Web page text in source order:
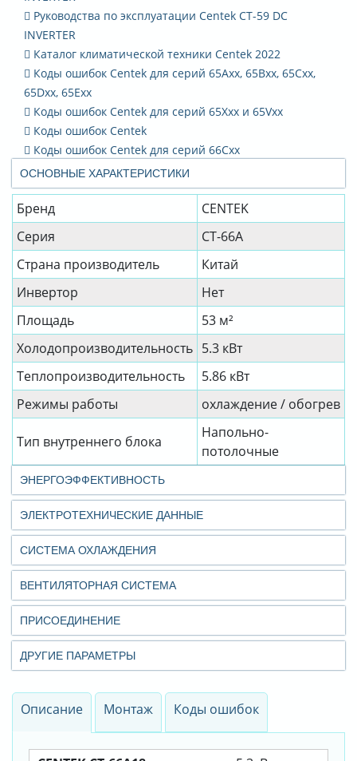
ОСНОВНЫЕ ХАРАКТЕРИСТИКИ
Бренд
CENTEK
Серия
CT-66A
Страна производитель
Китай
Инвертор
Нет
Площадь
53 м²
Холодопроизводительность 5.3 кВт
Теплопроизводительность
5.86 кВт
Режимы работы
охлаждение / обогрев
Тип внутреннего блока
Напольно-
потолочные
ЭНЕРГОЭФФЕКТИВНОСТЬ
ЭЛЕКТРОТЕХНИЧЕСКИЕ ДАННЫЕ
СИСТЕМА ОХЛАЖДЕНИЯ
ВЕНТИЛЯТОРНАЯ СИСТЕМА
ПРИСОЕДИНЕНИЕ
ДРУГИЕ ПАРАМЕТРЫ
Руководства по эксплуатации Centek CT-59 DC
INVERTER
Каталог климатической техники Сentek 2022
Коды ошибок Centek для серий 65Axx, 65Bxx, 65Cxx,
65Dxx, 65Exx
Коды ошибок Centek для серий 65Xxx и 65Vxx
Коды ошибок Centek
Коды ошибок Centek для серий 66Сxx
Описание Монтаж Коды ошибок